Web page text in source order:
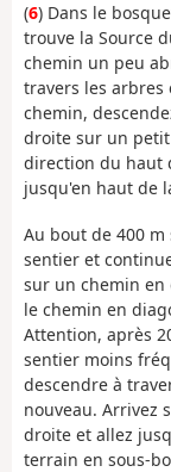
(6) Dans le
trouve la Source
chemin un peu
travers les arbres
chemin,
droite sur un
direction du haut
jusqu'en haut de
Au bout de 400
sentier et
sur un chemin en
le chemin en
Attention, après
sentier moins
descendre à
nouveau. Arrivez
droite et allez
terrain en sous-